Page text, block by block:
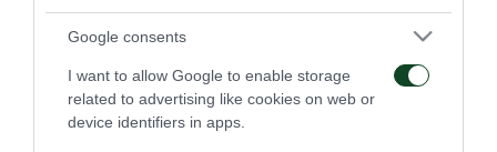
Google consents
I want to allow Google to enable storage
related to advertising like cookies on web or
device identifiers in apps.
ΑΡΧΕΙΟ